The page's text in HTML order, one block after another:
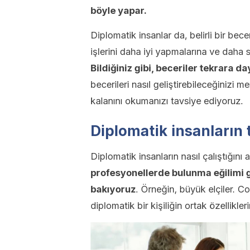
böyle yapar.
Diplomatik insanlar da, belirli bir
işlerini daha iyi yapmalarına ve daha
Bildiğiniz gibi, beceriler tekrara
becerileri nasıl geliştirebileceğinizi
kalanını okumanızı tavsiye ediyoruz.
Diplomatik insanların
Diplomatik insanların nasıl çalıştığını
profesyonellerde bulunma eğilimi
bakıyoruz. Örneğin, büyük elçiler.
diplomatik bir kişiliğin ortak